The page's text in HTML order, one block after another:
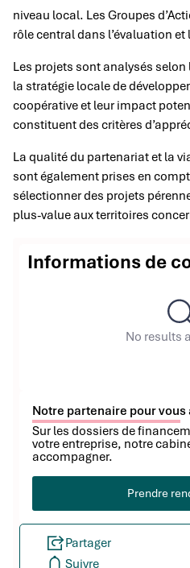
niveau local. Les Groupes
rôle central dans l’évaluation
Les projets sont analysés
la stratégie locale de
coopérative et leur impact
constituent des critères
La qualité du partenariat et la
sont également prises en
sélectionner des projets
plus-value aux territoires
Informations de
No results
Notre partenaire pour
Sur les dossiers de
votre entreprise, notre
accompagner.
Prendre
Partager
Suivre